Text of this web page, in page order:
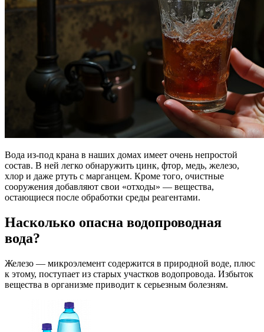
Вода из-под крана в наших домах имеет очень непростой
состав. В ней легко обнаружить цинк, фтор, медь, железо,
хлор и даже ртуть с марганцем. Кроме того, очистные
сооружения добавляют свои «отходы» — вещества,
остающиеся после обработки среды реагентами.
Насколько опасна водопроводная
вода?
Железо — микроэлемент содержится в природной воде, плюс
к этому, поступает из старых участков водопровода. Избыток
вещества в организме приводит к серьезным болезням.